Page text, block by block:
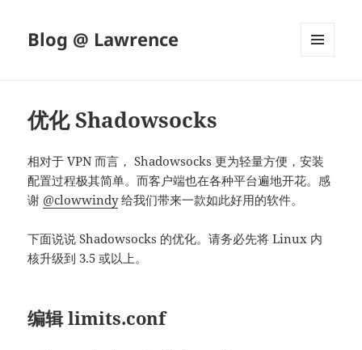
Blog @ Lawrence
优化 Shadowsocks
相对于 VPN 而言， Shadowsocks 更为轻量方便，安装
配置过程极其简单。而客户端也在各种平台遍地开花。感
谢 @clowwindy给我们带来一款如此好用的软件。
下面说说 Shadowsocks 的优化。请务必先将 Linux 内
核升级到 3.5 或以上。
编辑 limits.conf